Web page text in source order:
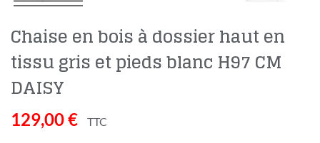
Chaise en bois à dossier haut en
tissu gris et pieds blanc H97 CM
DAISY
129,00 € TTC